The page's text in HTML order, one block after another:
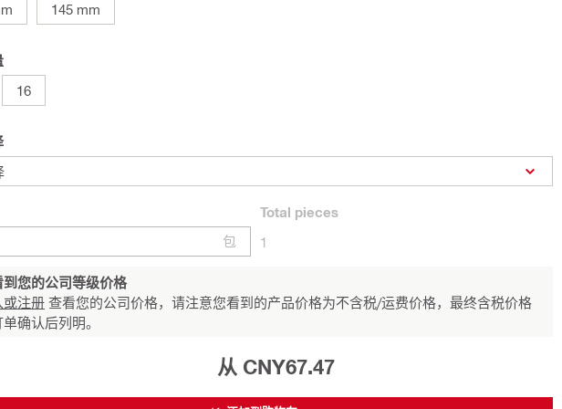
145 mm
16
包
Total pieces
1
到您的公司等级价格
或注册 查看您的公司价格，请注意您看到的产品价格为不含税/运费价格，最终含税价格
确认后列明。
从 CNY67.47